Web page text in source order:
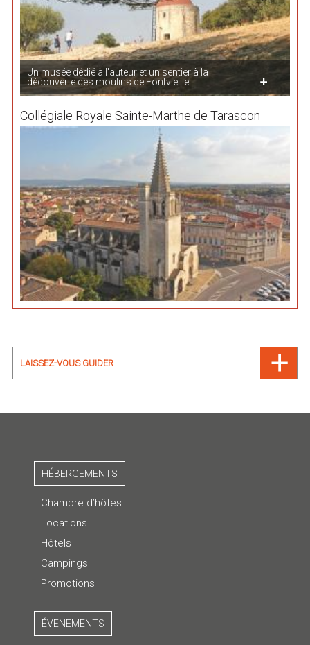
Un musée dédié à l'auteur et un sentier à la
découverte des moulins de Fontvieille
Collégiale Royale Sainte-Marthe de Tarascon
LAISSEZ-VOUS GUIDER
HÉBERGEMENTS
Chambre d’hôtes
Locations
Hôtels
Campings
Promotions
ÉVENEMENTS